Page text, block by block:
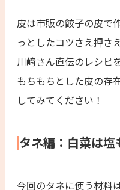
皮は市販の餃子の皮で
っとしたコツさえ押さ
川﨑さん直伝のレシピ
もちもちとした皮の存
してみてください！
タネ編：白菜は
今回のタネに使う材料